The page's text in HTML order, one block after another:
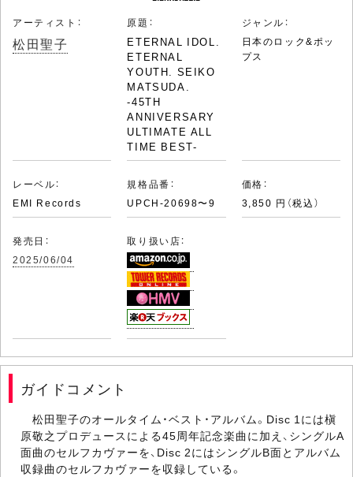
アーティスト：
松田聖子
原題：
ETERNAL IDOL.
ETERNAL
YOUTH. SEIKO
MATSUDA.
-45TH
ANNIVERSARY
ULTIMATE ALL
TIME BEST-
ジャンル：
日本のロック&ポッ
プス
レーベル：
EMI Records
規格品番：
UPCH-20698〜9
価格：
3,850 円（税込）
発売日：
2025/06/04
取り扱い店：
ガイドコメント
松田聖子のオールタイム・ベスト・アルバム。Disc 1には槇
原敬之プロデュースによる45周年記念楽曲に加え、シングルA
面曲のセルフカヴァーを、Disc 2にはシングルB面とアルバム
収録曲のセルフカヴァーを収録している。